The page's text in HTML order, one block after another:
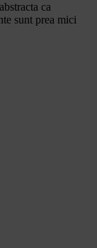
ca
sunt prea mici